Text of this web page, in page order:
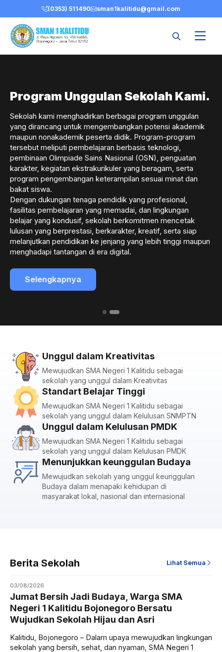
to
content
(0353) 511490 sman1kalitidu@gmail.com
Program Unggulan Sekolah Kami.
Sekolah kami menghadirkan berbagai program unggulan
yang dirancang untuk mengembangkan potensi akademik
maupun nonakademik peserta didik. Program-program
tersebut meliputi pembelajaran berbasis teknologi,
pembinaan Olimpiade Sains Nasional (OSN), penguatan
karakter, kegiatan ekstrakurikuler yang beragam, serta
program pengembangan keterampilan sesuai minat dan
bakat siswa.
Dengan dukungan tenaga pendidik yang profesional,
fasilitas pembelajaran yang memadai, dan lingkungan
belajar yang kondusif, sekolah berkomitmen mencetak
lulusan yang berprestasi, berkarakter, kreatif, serta siap
melanjutkan pendidikan ke jenjang yang lebih tinggi maupun
menghadapi tantangan di era digital.
Selengkapnya
Unggul dalam Kreativitas
Mewujudkan SMA Negeri 1 Kalitidu sebagai
sekolah yang unggul dalam Kreativitas
Standart Belajar Tinggi
Mewujudkan SMA Negeri 1 Kalitidu sebagai
sekolah yang unggul dalam Kelulusan SNMPTN
Unggul dalam Kelulusan PMDK
Mewujudkan SMA Negeri 1 Kalitidu sebagai
sekolah yang unggul dalam Kelulusan PMDK
Menunjukkan keunggulan Budaya
Mewujudkan sekolah yang unggul keunggulan
Budaya dalam menapaki kehidupan di
masyarakat lokal, nasional dan internasional
Berita Sekolah Lihat Semua
03/08/2026
Jumat Bersih Jadi Budaya, Warga SMA
Negeri 1 Kalitidu Bojonegoro Bersatu
Wujudkan Sekolah Hijau dan Asri
Kalitidu, Bojonegoro – Dalam upaya mewujudkan lingkungan
sekolah yang bersih, sehat, dan nyaman, SMA Negeri 1